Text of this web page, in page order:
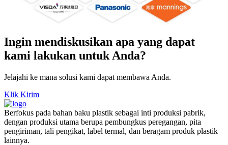
Ingin mendiskusikan apa yang dapat
kami lakukan untuk Anda?
Jelajahi ke mana solusi kami dapat membawa Anda.
Klik Kirim
Berfokus pada bahan baku plastik sebagai inti produksi pabrik,
dengan produksi utama berupa pembungkus peregangan, pita
pengiriman, tali pengikat, label termal, dan beragam produk plastik
lainnya.